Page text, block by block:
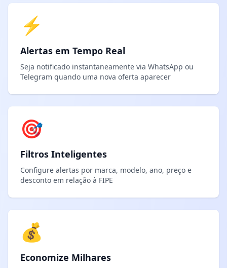
⚡
Alertas em Tempo Real
Seja notificado instantaneamente via WhatsApp ou
Telegram quando uma nova oferta aparecer
🎯
Filtros Inteligentes
Configure alertas por marca, modelo, ano, preço e
desconto em relação à FIPE
💰
Economize Milhares